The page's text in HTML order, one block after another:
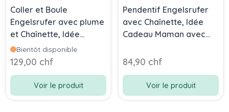
Coller et Boule
Engelsrufer avec plume
et Chaînette, Idée
Cadeau Maman avec
signification, blanc taille
Bientôt disponible
129,00 chf
Voir le produit
Pendentif Engelsrufer
avec Chaînette, Idée
Cadeau Maman avec
84,90 chf
Voir le produit